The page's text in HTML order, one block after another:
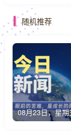
随机推荐